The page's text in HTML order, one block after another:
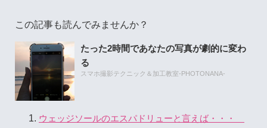
この記事も読んでみませんか？
たった2時間であなたの写真が劇的に変わ
る
スマホ撮影テクニック＆加工教室-PHOTONANA-
ウェッジソールのエスパドリューと言えば・・・